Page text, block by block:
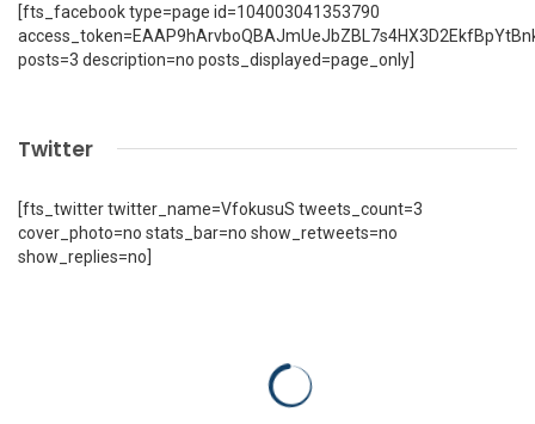
[fts_facebook type=page id=104003041353790
posts=3 description=no posts_displayed=page_only]
Twitter
[fts_twitter twitter_name=VfokusuS tweets_count=3
cover_photo=no stats_bar=no show_retweets=no
show_replies=no]